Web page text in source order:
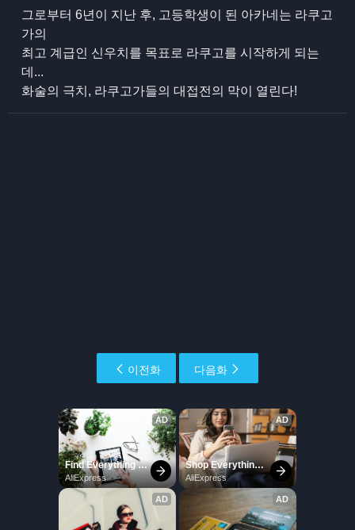
그로부터 6년이 지난 후, 고등학생이 된 아카네는 라쿠고
가의
최고 계급인 신우치를 목표로 라쿠고를 시작하게 되는
데...
화술의 극치, 라쿠고가들의 대접전의 막이 열린다!
이전화 다음화